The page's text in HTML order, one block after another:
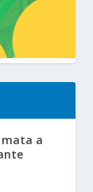
mata a